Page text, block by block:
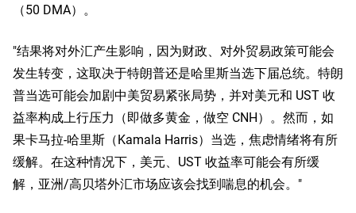
（50 DMA）。
"结果将对外汇产生影响，因为财政、对外贸易政策可能会
发生转变，这取决于特朗普还是哈里斯当选下届总统。特朗
普当选可能会加剧中美贸易紧张局势，并对美元和 UST 收
益率构成上行压力（即做多黄金，做空 CNH）。然而，如
果卡马拉-哈里斯（Kamala Harris）当选，焦虑情绪将有所
缓解。在这种情况下，美元、UST 收益率可能会有所缓
解，亚洲/高贝塔外汇市场应该会找到喘息的机会。"